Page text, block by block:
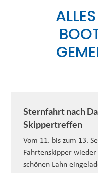
Sternfahrt nach
Skippertreffen
Vom 11. bis zum 13.
Fahrtenskipper
schönen Lahn